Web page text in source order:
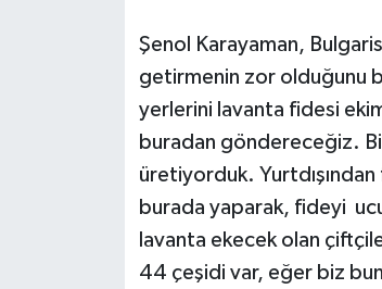
Şenol Karayaman,
getirmenin zor olduğunu
yerlerini lavanta fidesi
buradan göndereceğiz.
üretiyorduk.
burada yaparak, fideyi
lavanta ekecek olan
44 çeşidi var, eğer biz